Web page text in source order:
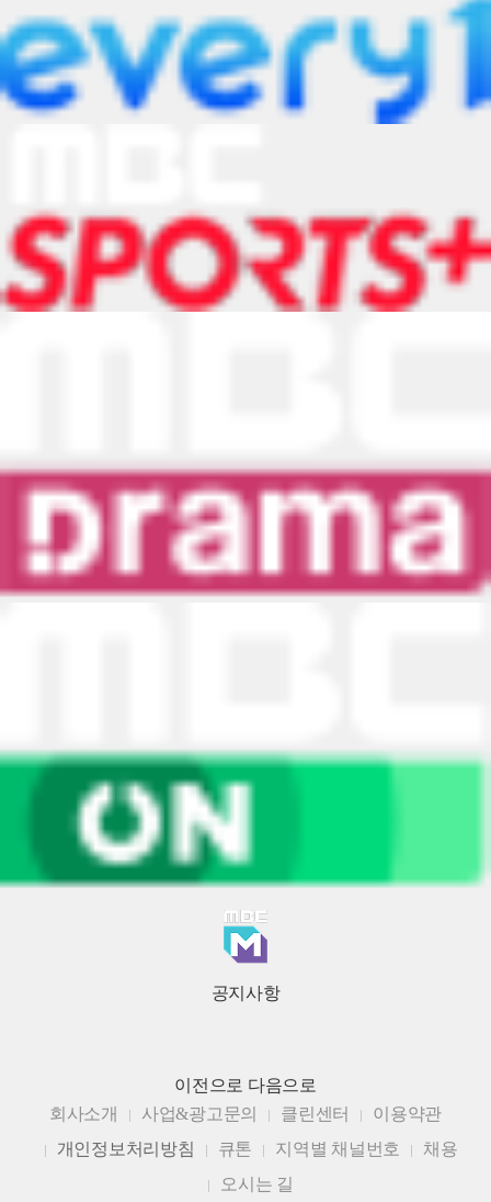
공지사항
이전으로 다음으로
회사소개
사업&광고문의 클린센터
이용약관
개인정보처리방침
큐톤 지역별 채널번호
채용
오시는 길